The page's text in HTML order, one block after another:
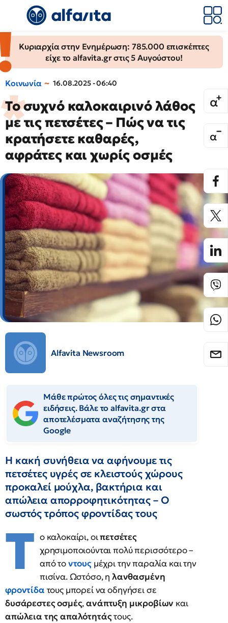
Κυριαρχία στην Ενημέρωση: 785.000 επισκέπτες
είχε το alfavita.gr στις 5 Αυγούστου!
Κοινωνία 16.08.2025 - 06:40
Το συχνό καλοκαιρινό λάθος
με τις πετσέτες – Πώς να τις
κρατήσετε καθαρές,
αφράτες και χωρίς οσμές
Alfavita Newsroom
Μάθε πρώτος όλες τις σημαντικές
ειδήσεις. Βάλε το alfavita.gr στα
αποτελέσματα αναζήτησης της
Google
Η κακή συνήθεια να αφήνουμε τις
πετσέτες υγρές σε κλειστούς χώρους
προκαλεί μούχλα, βακτήρια και
απώλεια απορροφητικότητας – Ο
σωστός τρόπος φροντίδας τους
Τ ο καλοκαίρι, οιπετσέτες
χρησιμοποιούνται πολύ περισσότερο –
από τοντους μέχρι την παραλία και την
πισίνα. Ωστόσο, η λανθασμένη
φροντίδα τους μπορεί να οδηγήσει σε
δυσάρεστες οσμές,ανάπτυξη μικροβίων και
απώλεια της απαλότητάςτους.